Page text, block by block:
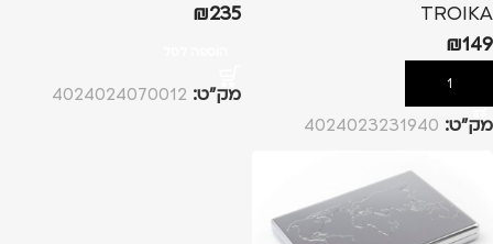
TROIKA
₪149
הוספה לסל
מק”ט: 4024023231940
₪235
מק”ט: 4024024070012